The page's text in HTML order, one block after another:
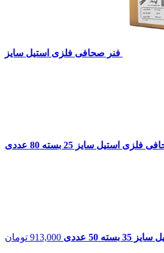
فنر صحافی فلزی استیل سایز
استیل سایز 25 بسته 80 عددی
50 عددی 913,000 تومان